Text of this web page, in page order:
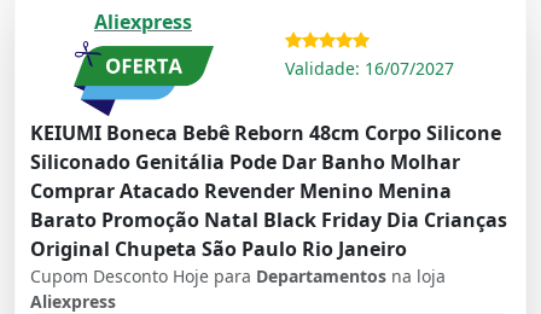
Aliexpress
Validade: 16/07/2027
KEIUMI Boneca Bebê Reborn 48cm Corpo Silicone
Siliconado Genitália Pode Dar Banho Molhar
Comprar Atacado Revender Menino Menina
Barato Promoção Natal Black Friday Dia Crianças
Original Chupeta São Paulo Rio Janeiro
Cupom Desconto Hoje para Departamentos na loja
Aliexpress